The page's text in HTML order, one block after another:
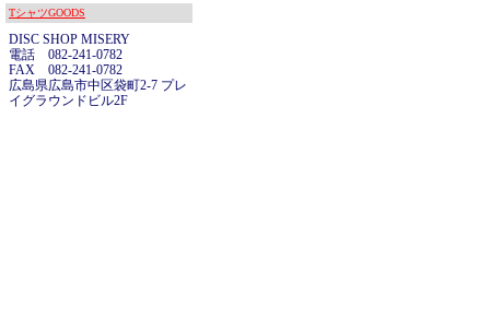
TシャツGOODS
DISC SHOP MISERY
電話 082-241-0782
FAX 082-241-0782
広島県広島市中区袋町2-7 プレ
イグラウンドビル2F